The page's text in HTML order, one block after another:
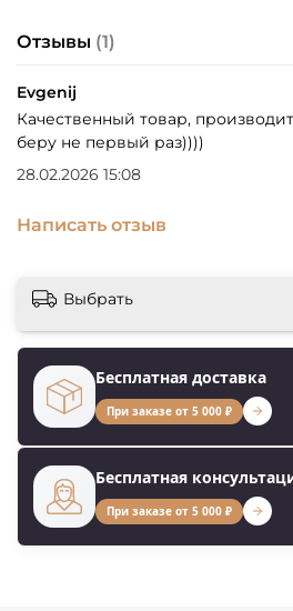
Отзывы (1)
Evgenij
Качественный товар,
беру не первый раз))))
28.02.2026 15:08
Написать отзыв
Выбрать
Бесплатная доставка
При заказе от 5 000 ₽
Бесплатная
При заказе от 5 000 ₽